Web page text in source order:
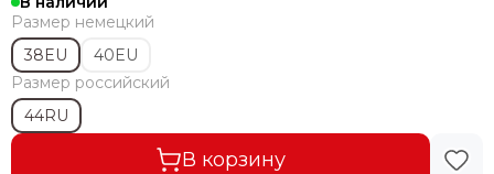
Размер немецкий
38EU
40EU
Размер российский
44RU
В корзину